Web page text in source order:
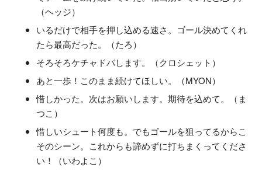
（ヘッジ）
いるだけで相手を押し込める速さ。ゴール決めてくれ
たら最高だった。（たろ）
そろそろケチャドバします。（クロシェット）
あと一歩！このまま続けてほしい。（MYON）
惜しかった。次はお願いします。期待を込めて。（ま
つこ）
惜しいシュート何度も。でもゴールを狙ってるからこ
そのシーン。これからも諦めずに打ちまくってくださ
い！（いわよこ）